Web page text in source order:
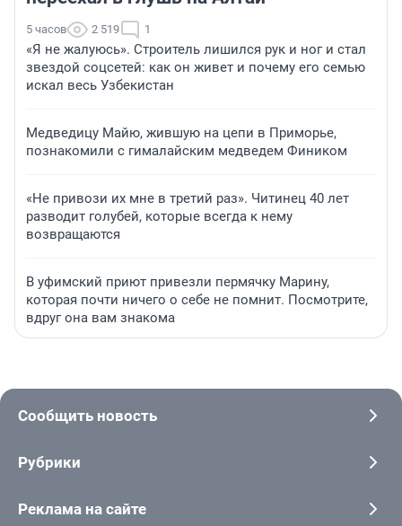
5 часов 2 519 1
«Я не жалуюсь». Строитель лишился рук и ног и стал
звездой соцсетей: как он живет и почему его семью
искал весь Узбекистан
Медведицу Майю, жившую на цепи в Приморье,
познакомили с гималайским медведем Фиником
«Не привози их мне в третий раз». Читинец 40 лет
разводит голубей, которые всегда к нему
возвращаются
В уфимский приют привезли пермячку Марину,
которая почти ничего о себе не помнит. Посмотрите,
вдруг она вам знакома
Сообщить новость
Рубрики
Реклама на сайте